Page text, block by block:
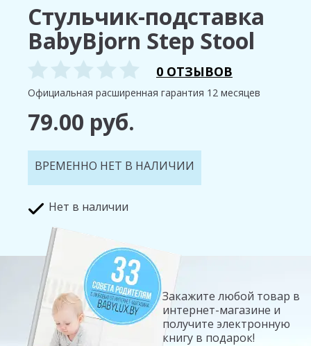
Стульчик-подставка
BabyBjorn Step Stool
0 ОТЗЫВОВ
Официальная расширенная гарантия 12 месяцев
79.00 руб.
ВРЕМЕННО НЕТ В НАЛИЧИИ
Нет в наличии
Закажите любой товар в
интернет-магазине и
получите электронную
книгу в подарок!